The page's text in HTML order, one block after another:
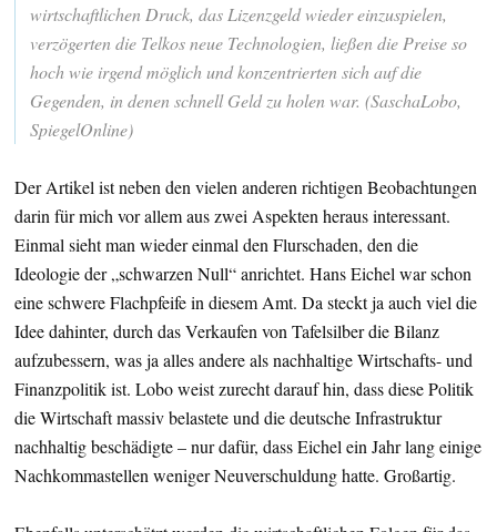
wirtschaftlichen Druck, das Lizenzgeld wieder einzuspielen,
verzögerten die Telkos neue Technologien, ließen die Preise so
hoch wie irgend möglich und konzentrierten sich auf die
Gegenden, in denen schnell Geld zu holen war. (SaschaLobo,
SpiegelOnline)
Der Artikel ist neben den vielen anderen richtigen Beobachtungen
darin für mich vor allem aus zwei Aspekten heraus interessant.
Einmal sieht man wieder einmal den Flurschaden, den die
Ideologie der „schwarzen Null“ anrichtet. Hans Eichel war schon
eine schwere Flachpfeife in diesem Amt. Da steckt ja auch viel die
Idee dahinter, durch das Verkaufen von Tafelsilber die Bilanz
aufzubessern, was ja alles andere als nachhaltige Wirtschafts- und
Finanzpolitik ist. Lobo weist zurecht darauf hin, dass diese Politik
die Wirtschaft massiv belastete und die deutsche Infrastruktur
nachhaltig beschädigte – nur dafür, dass Eichel ein Jahr lang einige
Nachkommastellen weniger Neuverschuldung hatte. Großartig.